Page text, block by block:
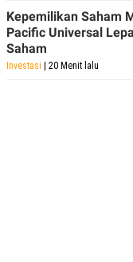
Kepemilikan Saham
Pacific Universal
Saham
Investasi | 20 Menit lalu